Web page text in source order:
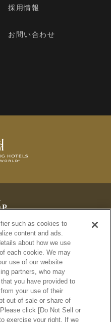
採用情報
お問い合わせ
告
ポリシー
約
ップ
Ltd.
such as cookies to
content and ads.
about how we use
each cookie. We may
use of our website
partners, who may
you have provided to
your use of their
out of sale or share of
click [Do Not Sell or
exercise your right. If we